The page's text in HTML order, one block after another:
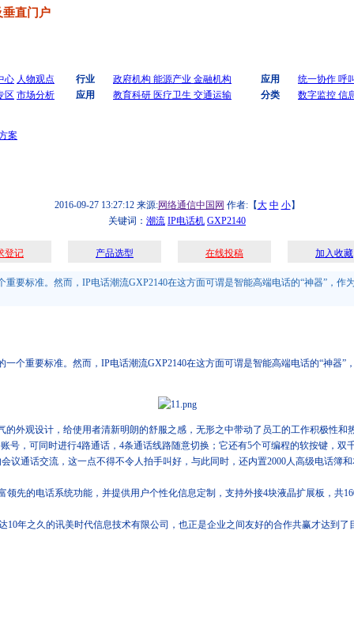
垂直门户
心 人物观点
区 市场分析
行业
应用
政府机构 能源产业 金融机构
教育科研 医疗卫生 交通运输
应用
分类
统一协作 呼
数字监控 信
案
2016-09-27 13:27:12来源:网络通信中国网 作者:【大 中 小】
关键词： 潮流 IP电话机 GXP2140
登记 产品选型 在线投稿 加入收藏
要标准。然而，IP电话潮流GXP2140在这方面可谓是智能高端电话的“神器”，
重要标准。然而，IP电话潮流GXP2140在这方面可谓是智能高端电话的“神器”
观设计，给使用者清新明朗的舒服之感，无形之中带动了员工的工作积极性和
，可同时进行4路通话，4条通话线路随意切换；它还有5个可编程的软按键，双
通话交流，这一点不得不令人拍手叫好，与此同时，还内置2000人高级电话簿
先的电话系统功能，并提供用户个性化信息定制，支持外接4块液晶扩展板，共
年之久的讯美时代信息技术有限公司，也正是企业之间友好的合作共赢才达到